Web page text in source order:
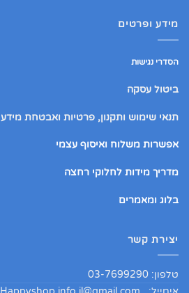
מידע ופרטים
הסדרי נגישות
ביטול עסקה
תנאי שימוש ותקנון, פרטיות ואבטחת מידע
אפשרות משלוח ואיסוף עצמי
מדריך מידות לחלוקי רחצה
בלוג ומאמרים
יצירת קשר
טלפון: 03-7699290